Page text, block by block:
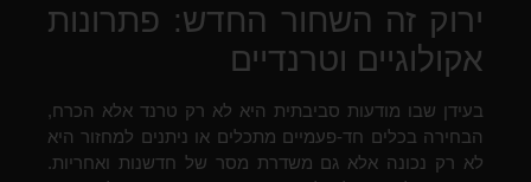
ירוק זה השחור החדש: פתרונות
אקולוגיים וטרנדיים
בעידן שבו מודעות סביבתית היא לא רק טרנד אלא הכרח,
הבחירה בכלים חד-פעמיים מתכלים או ניתנים למחזור היא
לא רק נכונה אלא גם משדרת מסר של חדשנות ואחריות.